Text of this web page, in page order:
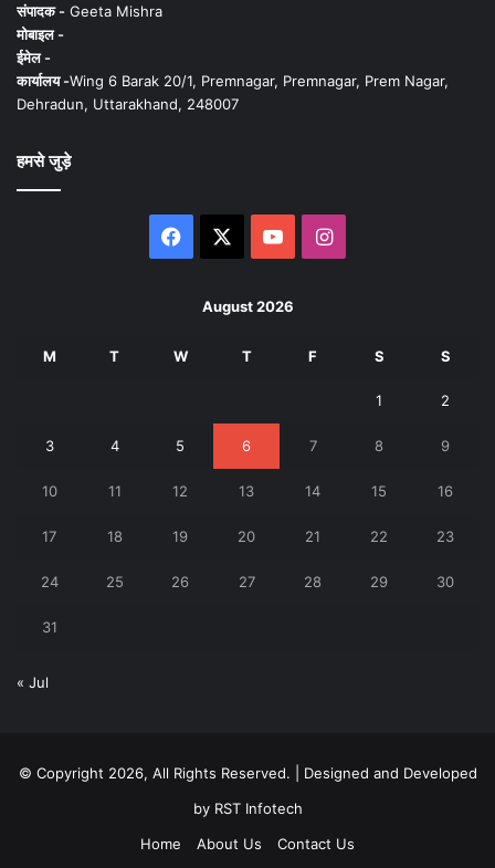
संपादक - Geeta Mishra
मोबाइल -
ईमेल -
कार्यालय -Wing 6 Barak 20/1, Premnagar, Premnagar, Prem Nagar,
Dehradun, Uttarakhand, 248007
हमसे जुड़े
Facebook YouTubeInstagram
August 2026
M T W T F S S
1 2
3 4 5 6 7 8 9
10 11 12 13 14 15 16
17 18 19 20 21 22 23
24 25 26 27 28 29 30
31
« Jul
© Copyright 2026, All Rights Reserved. | Designed and Developed
byRST Infotech
Home
About Us Contact Us